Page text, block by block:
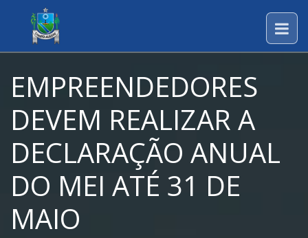
EMPREENDEDORES
DEVEM REALIZAR A
DECLARAÇÃO ANUAL
DO MEI ATÉ 31 DE
MAIO